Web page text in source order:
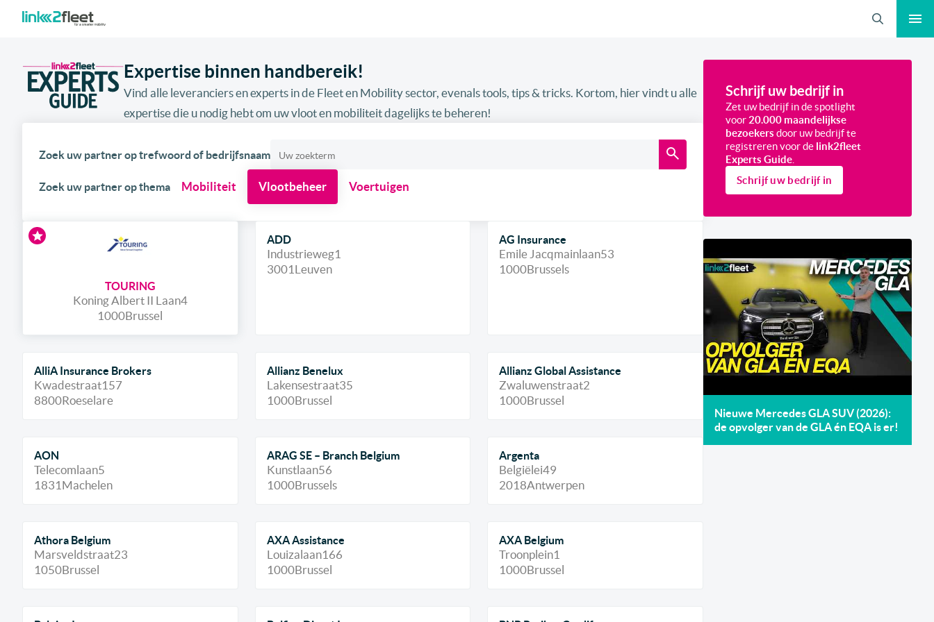
Expertise binnen handbereik!
Vind alle leveranciers en experts in de Fleet en Mobility sector, evenals tools, tips & tricks. Kortom, hier vindt u alle
expertise die u nodig hebt om uw vloot en mobiliteit dagelijks te beheren!
Zoek uw partner op trefwoord of bedrijfsnaam
Zoek uw partner op thema Mobiliteit Vlootbeheer Voertuigen
TOURING
Koning Albert II Laan4
1000Brussel
ADD
Industrieweg1
3001 Leuven
AG Insurance
Emile Jacqmainlaan53
1000Brussels
AlliA Insurance Brokers
Kwadestraat157
8800Roeselare
Allianz Benelux
Lakensestraat35
1000Brussel
Allianz Global Assistance
Zwaluwenstraat2
1000Brussel
AON
Telecomlaan5
1831 Machelen
ARAG SE – Branch Belgium
Kunstlaan56
1000Brussels
Argenta
Belgiëlei49
2018Antwerpen
Athora Belgium
Marsveldstraat23
1050Brussel
AXA Assistance
Louizalaan166
1000Brussel
AXA Belgium
Troonplein1
1000Brussel
Schrijf uw bedrijf in
Zet uw bedrijf in de spotlight
voor20.000 maandelijkse
bezoekers door uw bedrijf te
registreren voor de link2fleet
Experts Guide.
Schrijf uw bedrijf in
Nieuwe Mercedes GLA SUV (2026):
de opvolger van de GLA én EQA is er!